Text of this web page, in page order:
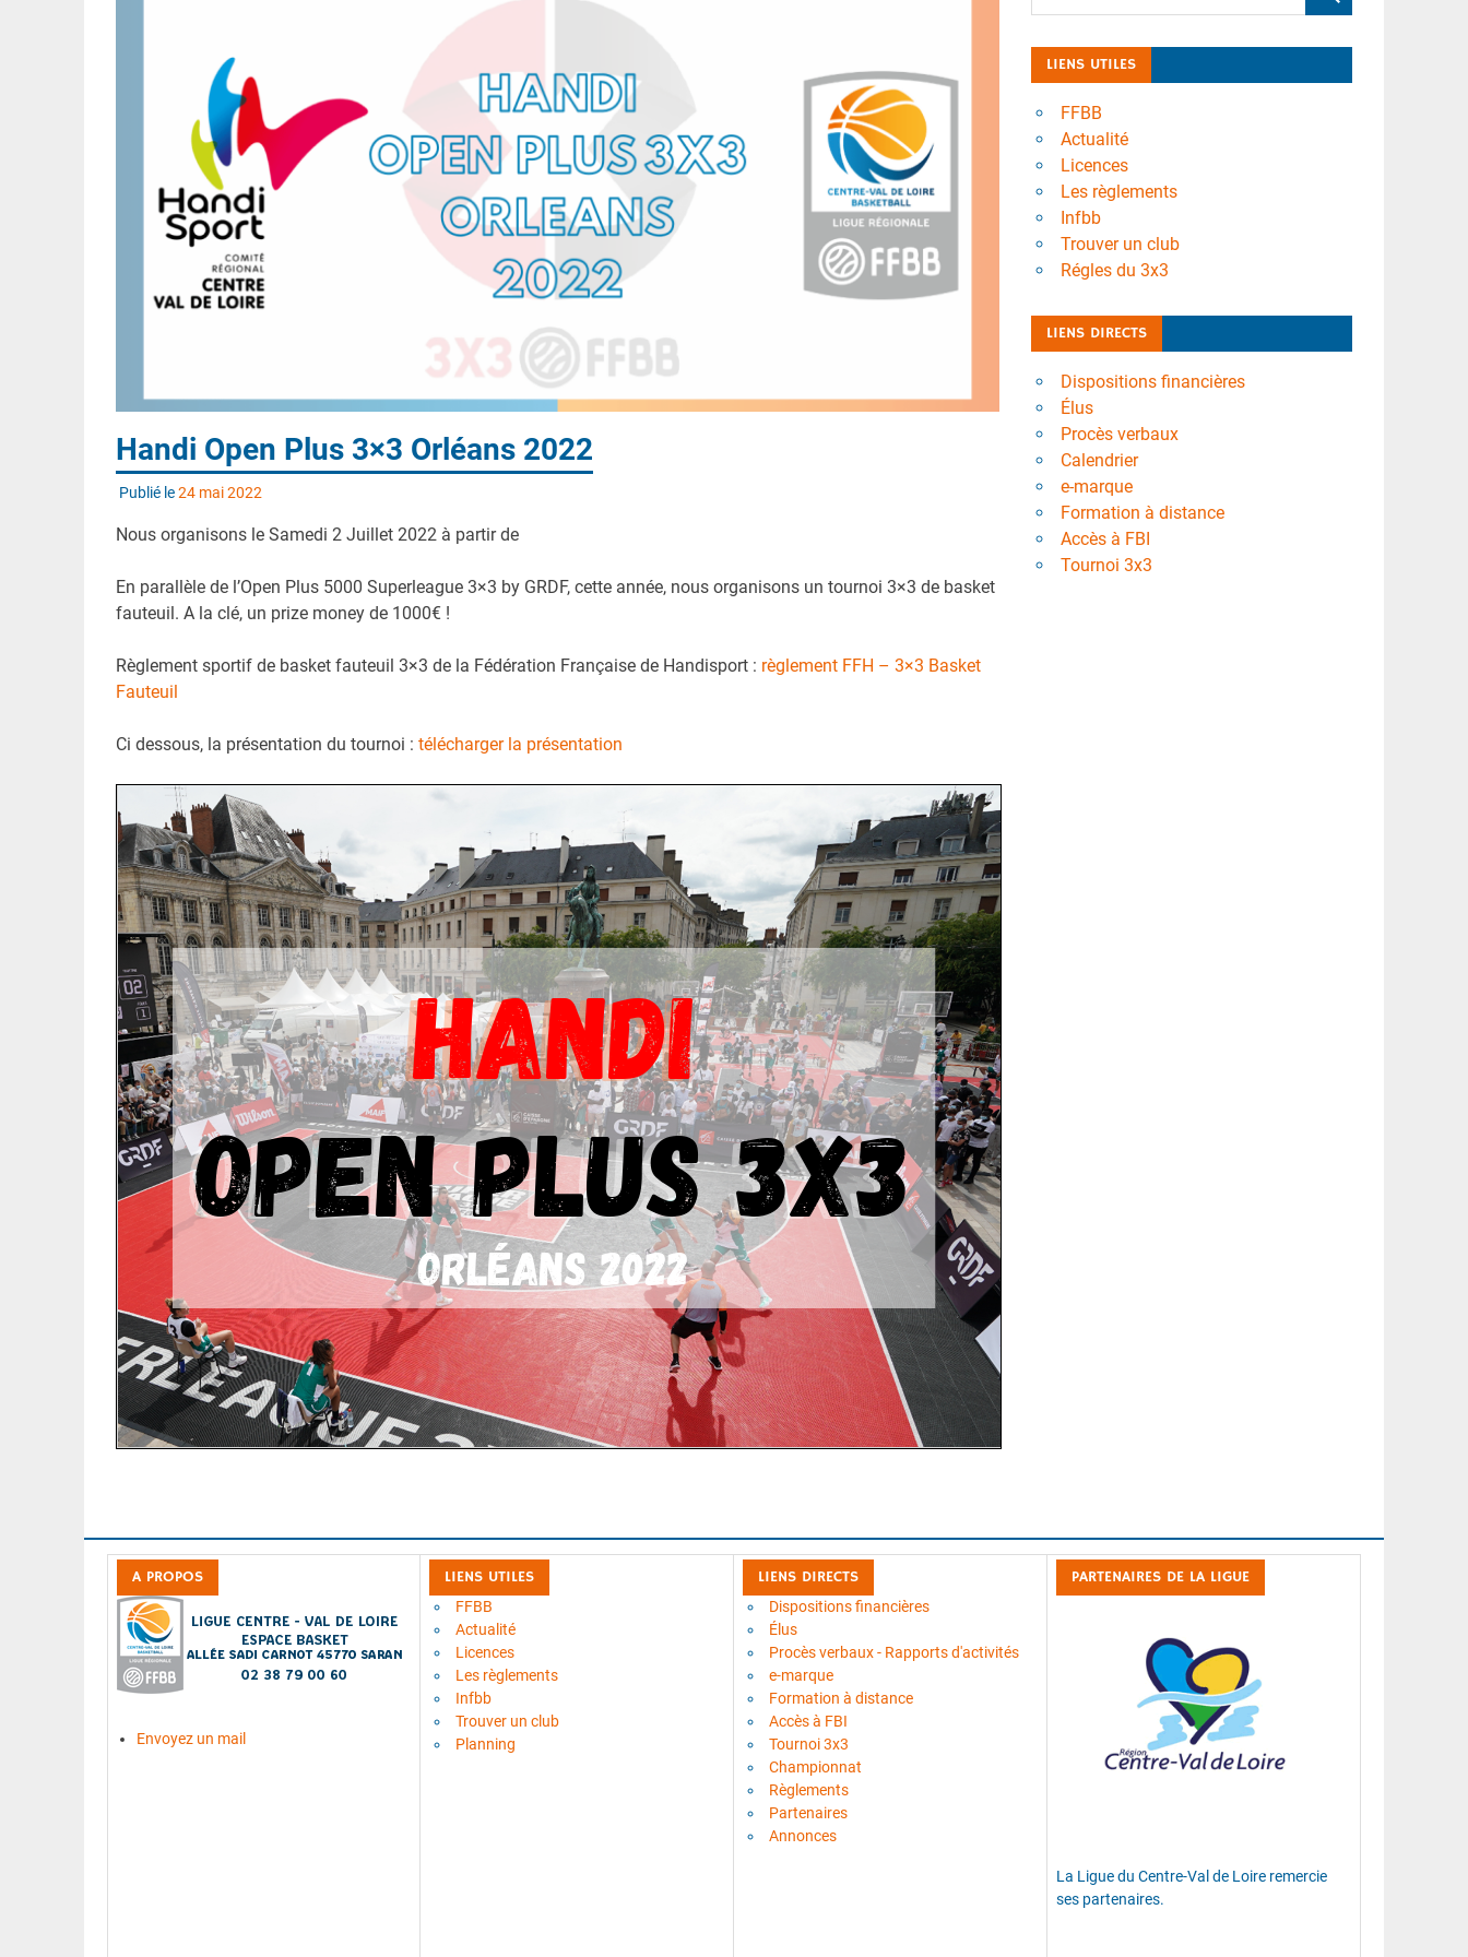
Handi Open Plus 3×3 Orléans 2022
Publié le24 mai 2022
Nous organisons le Samedi 2 Juillet 2022 à partir de
En parallèle de l’Open Plus 5000 Superleague 3×3 by GRDF, cette année, nous organisons un tournoi 3×3 de basket
fauteuil. A la clé, un prize money de 1000€ !
Règlement sportif de basket fauteuil 3×3 de la Fédération Française de Handisport : règlement FFH – 3×3 Basket
Fauteuil
Ci dessous, la présentation du tournoi : télécharger la présentation
LIENS UTILES
FFBB
Actualité
Licences
Les règlements
Infbb
Trouver un club
Régles du 3x3
LIENS DIRECTS
Dispositions financières
Élus
Procès verbaux
Calendrier
e-marque
Formation à distance
Accès à FBI
Tournoi 3x3
A PROPOS
Envoyez un mail
LIENS UTILES
FFBB
Actualité
Licences
Les règlements
Infbb
Trouver un club
Planning
LIENS DIRECTS
Dispositions financières
Élus
Procès verbaux - Rapports d'activités
e-marque
Formation à distance
Accès à FBI
Tournoi 3x3
Championnat
Règlements
Partenaires
Annonces
PARTENAIRES DE LA LIGUE
La Ligue du Centre-Val de Loire remercie
ses partenaires.